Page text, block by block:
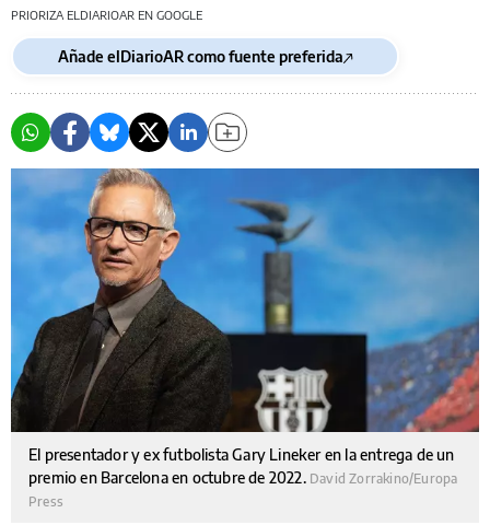
PRIORIZA ELDIARIOAR EN GOOGLE
Añade elDiarioAR como fuente preferida
El presentador y ex futbolista Gary Lineker en la entrega de un
premio en Barcelona en octubre de 2022. David Zorrakino/Europa
Press